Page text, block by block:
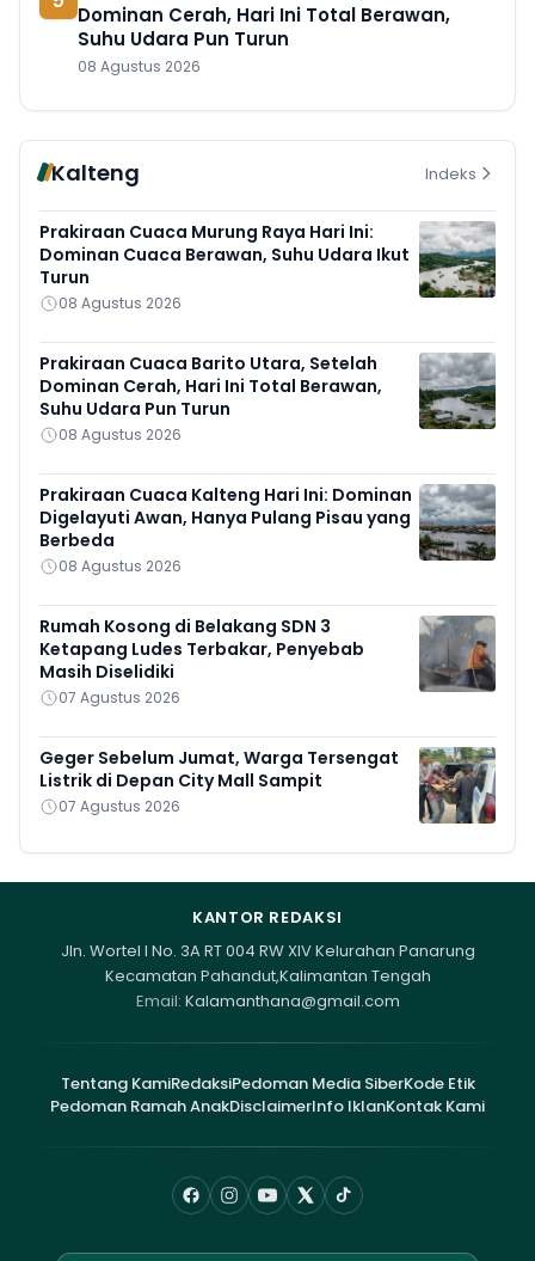
Dominan Cerah, Hari Ini Total Berawan,
Suhu Udara Pun Turun
08 Agustus 2026
Kalteng Indeks
Prakiraan Cuaca Murung Raya Hari Ini:
Dominan Cuaca Berawan, Suhu Udara Ikut
Turun
08 Agustus 2026
Prakiraan Cuaca Barito Utara, Setelah
Dominan Cerah, Hari Ini Total Berawan,
Suhu Udara Pun Turun
08 Agustus 2026
Prakiraan Cuaca Kalteng Hari Ini: Dominan
Digelayuti Awan, Hanya Pulang Pisau yang
Berbeda
08 Agustus 2026
Rumah Kosong di Belakang SDN 3
Ketapang Ludes Terbakar, Penyebab
Masih Diselidiki
07 Agustus 2026
Geger Sebelum Jumat, Warga Tersengat
Listrik di Depan City Mall Sampit
07 Agustus 2026
KANTOR REDAKSI
Jln. Wortel I No. 3A RT 004 RW XIV Kelurahan Panarung
Kecamatan Pahandut,Kalimantan Tengah
Email: Kalamanthana@gmail.com
Tentang KamiRedaksiPedoman Media SiberKode Etik
Pedoman Ramah AnakDisclaimerInfo IklanKontak Kami